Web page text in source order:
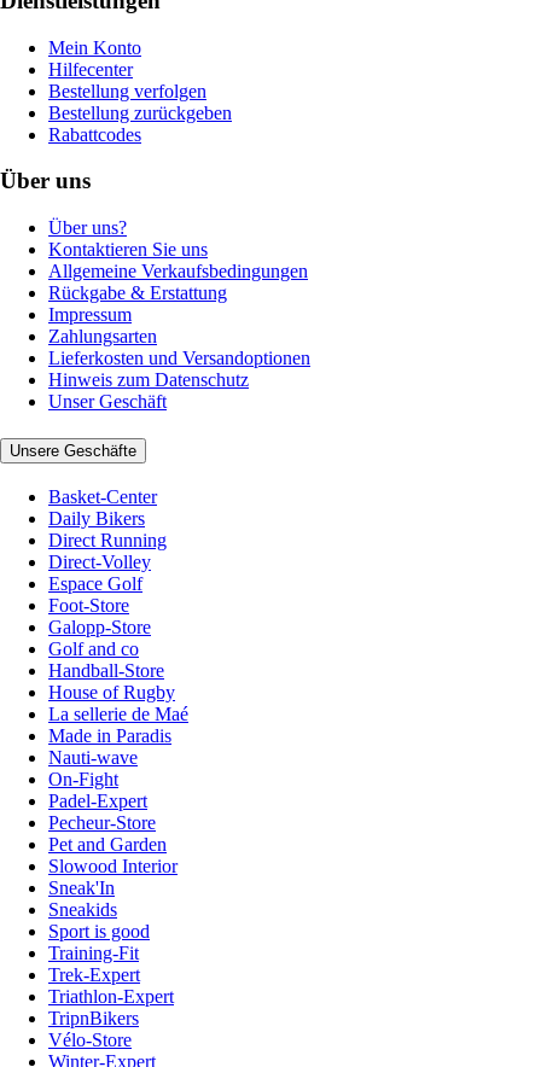
Mein Konto
Hilfecenter
Bestellung verfolgen
Bestellung zurückgeben
Rabattcodes
Über uns
Über uns?
Kontaktieren Sie uns
Allgemeine Verkaufsbedingungen
Rückgabe & Erstattung
Impressum
Zahlungsarten
Lieferkosten und Versandoptionen
Hinweis zum Datenschutz
Unser Geschäft
Unsere Geschäfte
Basket-Center
Daily Bikers
Direct Running
Direct-Volley
Espace Golf
Foot-Store
Galopp-Store
Golf and co
Handball-Store
House of Rugby
La sellerie de Maé
Made in Paradis
Nauti-wave
On-Fight
Padel-Expert
Pecheur-Store
Pet and Garden
Slowood Interior
Sneak'In
Sneakids
Sport is good
Training-Fit
Trek-Expert
Triathlon-Expert
TripnBikers
Vélo-Store
Winter-Expert